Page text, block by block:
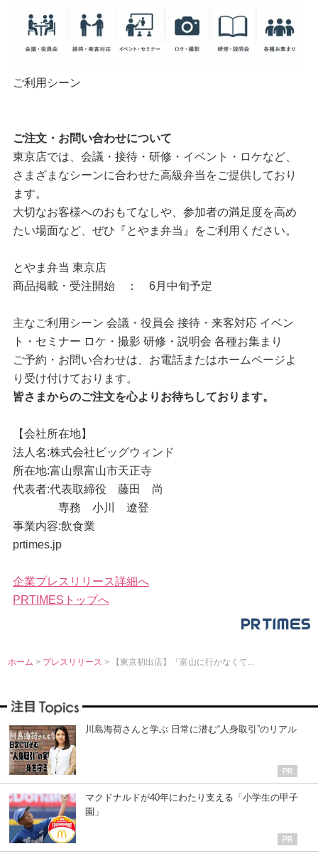
ご利用シーン
ご注文・お問い合わせについて
東京店では、会議・接待・研修・イベント・ロケなど、
さまざまなシーンに合わせた高級弁当をご提供しており
ます。
大切なお客様へのおもてなしや、参加者の満足度を高め
たい場面など、ぜひ『とやま弁当』をご利用ください。
とやま弁当 東京店
商品掲載・受注開始 ： 6月中旬予定
主なご利用シーン 会議・役員会 接待・来客対応 イベン
ト・セミナー ロケ・撮影 研修・説明会 各種お集まり
ご予約・お問い合わせは、お電話またはホームページよ
り受け付けております。
皆さまからのご注文を心よりお待ちしております。
【会社所在地】
法人名:株式会社ビッグウィンド
所在地:富山県富山市天正寺
代表者:代表取締役 藤田 尚
専務 小川 遼登
事業内容:飲食業
prtimes.jp
企業プレスリリース詳細へ
PRTIMESトップへ
ホーム > プレスリリース> 【東京初出店】「富山に行かなくて...
川島海荷さんと学ぶ 日常に潜む“人身取引”のリアル
マクドナルドが40年にわたり支える「小学生の甲子
園」